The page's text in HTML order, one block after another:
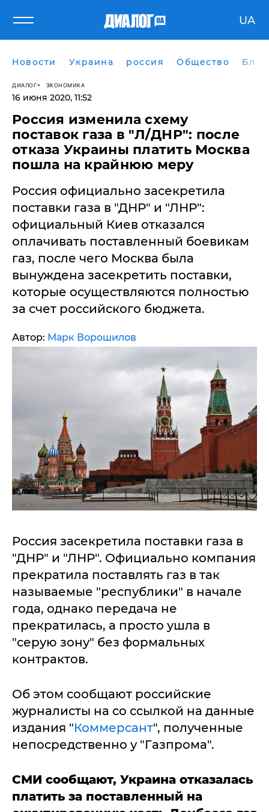
UA
Новости Украина россия Общество
ДИАЛОГ ЭКОНОМИКА
16 июня 2020, 11:52
Россия изменила схему
поставок газа в "Л/ДНР": после
отказа Украины платить Москва
пошла на крайнюю меру
​Россия официально засекретила
поставки газа в "ДНР" и "ЛНР":
официальный Киев отказался
оплачивать поставленный боевикам
газ, после чего Москва была
вынуждена засекретить поставки,
которые осуществляются полностью
за счет российского бюджета.
Автор: Марк Ворошилов
Россия засекретила поставки газа в
"ДНР" и "ЛНР". Официально компания
прекратила поставлять газ в так
называемые "республики" в начале
года, однако передача не
прекратилась, а просто ушла в
"серую зону" без формальных
контрактов.
Об этом сообщают российские
журналисты на со ссылкой на данные
издания "Коммерсант", полученные
непосредственно у "Газпрома".
СМИ сообщают, Украина отказалась
платить за поставленный на